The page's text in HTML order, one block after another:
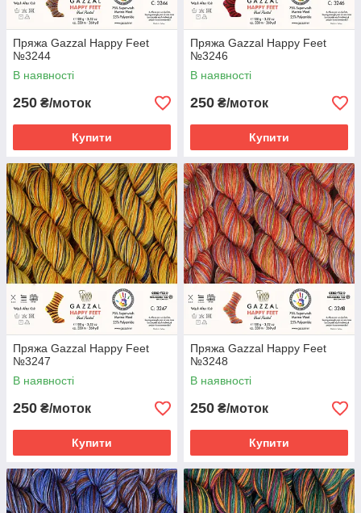
Пряжа Gazzal Happy Feet
№3244
В наявності
250 ₴/моток
Купити
Пряжа Gazzal Happy Feet
№3246
В наявності
250 ₴/моток
Купити
Пряжа Gazzal Happy Feet
№3247
В наявності
250 ₴/моток
Купити
Пряжа Gazzal Happy Feet
№3248
В наявності
250 ₴/моток
Купити